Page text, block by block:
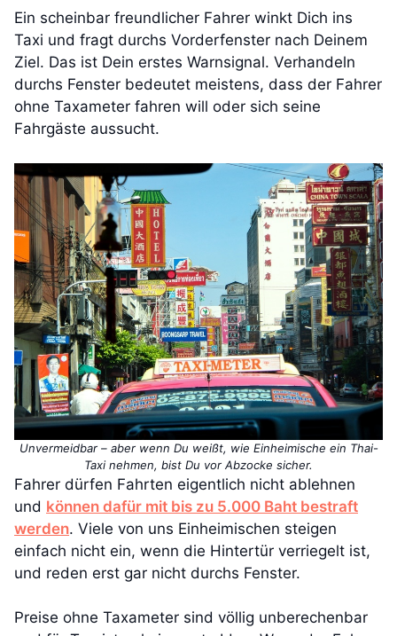
Ein scheinbar freundlicher Fahrer winkt Dich ins
Taxi und fragt durchs Vorderfenster nach Deinem
Ziel. Das ist Dein erstes Warnsignal. Verhandeln
durchs Fenster bedeutet meistens, dass der Fahrer
ohne Taxameter fahren will oder sich seine
Fahrgäste aussucht.
Unvermeidbar – aber wenn Du weißt, wie Einheimische ein Thai-
Taxi nehmen, bist Du vor Abzocke sicher.
Fahrer dürfen Fahrten eigentlich nicht ablehnen
und können dafür mit bis zu 5.000 Baht bestraft
werden. Viele von uns Einheimischen steigen
einfach nicht ein, wenn die Hintertür verriegelt ist,
und reden erst gar nicht durchs Fenster.
Preise ohne Taxameter sind völlig unberechenbar